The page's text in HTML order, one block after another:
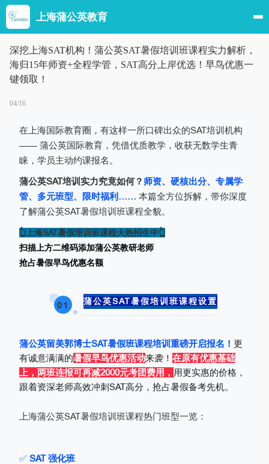
上海蒲公英教育
深挖上海SAT机构！蒲公英SAT暑假培训班课程实力解析，
海归15年师资+全程学管，SAT高分上岸优选！早鸟优惠一
键领取！
04/16
在上海国际教育圈，有这样一所口碑出众的SAT培训机构
—— 蒲公英国际教育，凭借优质教学，收获无数学生青
睐，学员主动约课报名。
蒲公英SAT培训实力究竟如何？ 师资、硬核出分、专属学
管、多元班型、限时福利…… 本篇全方位拆解，带你深度
了解蒲公英SAT暑假培训班课程全貌。
👆上海SAT暑假培训班课程火热招生中👆
扫描上方二维码添加蒲公英教研老师
抢占暑假早鸟优惠名额
01 蒲公英SAT暑假培训班课程设置
蒲公英留美郭博士SAT暑假班课程培训重磅开启报名！ 更
有诚意满满的暑假早鸟优惠活动来袭！ 在原有优惠基础
上，两班连报可再减2000元考团费用， 用更实惠的价格，
跟着资深老师高效冲刺SAT高分，抢占暑假备考先机。
上海蒲公英SAT暑假培训班课程热门班型一览：
✅ SAT 强化班